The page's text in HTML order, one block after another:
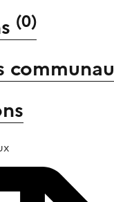
(0)